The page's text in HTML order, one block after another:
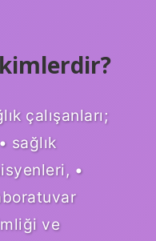
çalışanları;
sağlık
•
ve